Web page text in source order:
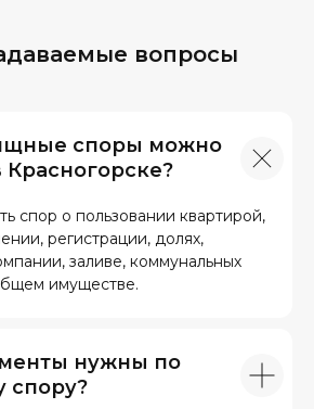
вопросы
споры можно
Красногорске?
спор о пользовании квартирой,
регистрации, долях,
заливе, коммунальных
имуществе.
нужны по